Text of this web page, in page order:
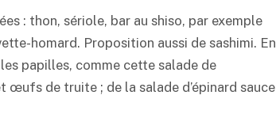
: thon, sériole, bar au shiso, par exemple
homard. Proposition aussi de sashimi. En
papilles, comme cette salade de
œufs de truite ; de la salade d’épinard sauce